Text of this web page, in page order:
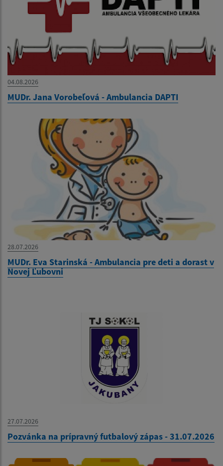
04.08.2026
MUDr. Jana Vorobeľová - Ambulancia DAPTI
28.07.2026
MUDr. Eva Starinská - Ambulancia pre deti a dorast v
Novej Ľubovni
27.07.2026
Pozvánka na prípravný futbalový zápas - 31.07.2026